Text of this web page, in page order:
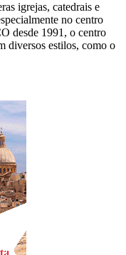
igrejas, catedrais e
no centro
desde 1991, o centro
diversos estilos, como o